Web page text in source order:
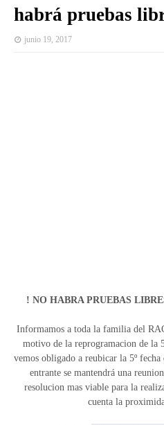
habrá pruebas
junio 19, 2017
! NO HABRA PRUEBAS
Informamos a toda la familia del
motivo de la reprogramacion de la
vemos obligado a reubicar la 5º fecha
entrante se mantendrá una
resolucion mas viable para la
cuenta la